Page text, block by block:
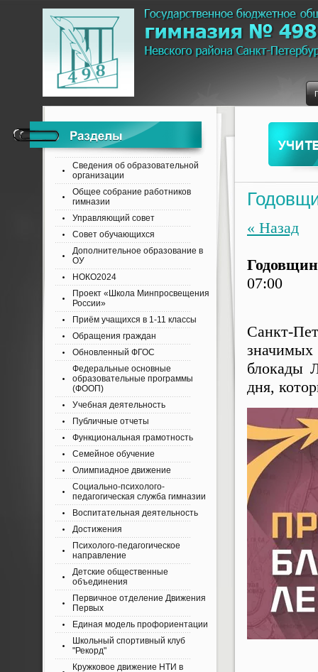
« Назад
07:00
Санкт-
блокады
дня,
Сведения об образовательной
организации
Общее собрание работников
гимназии
Управляющий совет
Совет обучающихся
Дополнительное образование в
ОУ
НОКО2024
Проект «Школа Минпросвещения
России»
Приём учащихся в 1-11 классы
Обращения граждан
Обновленный ФГОС
Федеральные основные
образовательные программы
(ФООП)
Учебная деятельность
Публичные отчеты
Функциональная грамотность
Семейное обучение
Олимпиадное движение
Социально-психолого-
педагогическая служба гимназии
Воспитательная деятельность
Достижения
Психолого-педагогическое
направление
Детские общественные
объединения
Первичное отделение Движения
Первых
Единая модель профориентации
Школьный спортивный клуб
"Рекорд"
Кружковое движение НТИ в